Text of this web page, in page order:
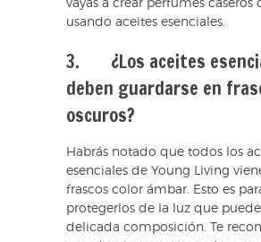
vayas a crear perfumes caseros
usando aceites esenciales.
3. ¿Los aceites
deben guardarse en
oscuros?
Habrás notado que todos los
esenciales de Young Living
frascos color ámbar. Esto es
protegerlos de la luz que
delicada composición. Te